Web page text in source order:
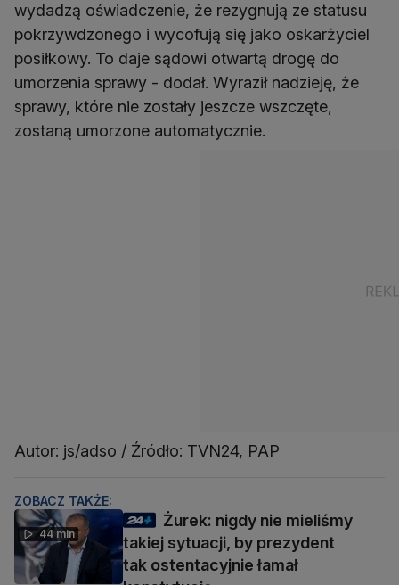
wydadzą oświadczenie, że rezygnują ze statusu
pokrzywdzonego i wycofują się jako oskarżyciel
posiłkowy. To daje sądowi otwartą drogę do
umorzenia sprawy - dodał. Wyraził nadzieję, że
sprawy, które nie zostały jeszcze wszczęte,
zostaną umorzone automatycznie.
Autor: js/adso / Źródło: TVN24, PAP
ZOBACZ TAKŻE:
44 min
Żurek: nigdy nie mieliśmy
takiej sytuacji, by prezydent
tak ostentacyjnie łamał